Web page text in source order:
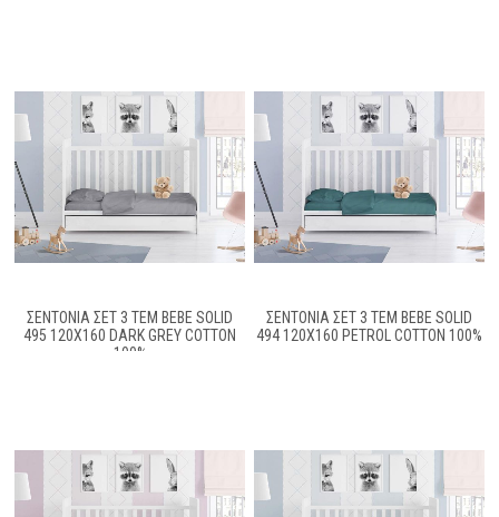
ΣΕΝΤΟΝΙΑ ΣΕΤ 3 ΤΕΜ BEBE SOLID
495 120X160 DARK GREY COTTON
100%
ΣΕΝΤΟΝΙΑ ΣΕΤ 3 ΤΕΜ BEBE SOLID
494 120X160 PETROL COTTON 100%